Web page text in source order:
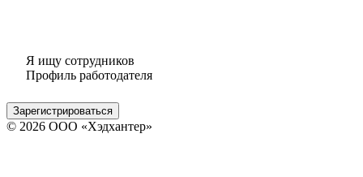
Я ищу сотрудников
Профиль работодателя
Зарегистрироваться
© 2026 ООО «Хэдхантер»